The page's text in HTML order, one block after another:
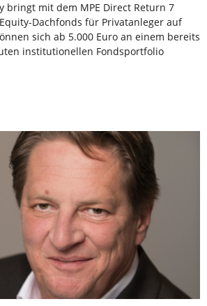
bringt mit dem MPE Direct Return 7
Dachfonds für Privatanleger auf
sich ab 5.000 Euro an einem bereits
institutionellen Fondsportfolio